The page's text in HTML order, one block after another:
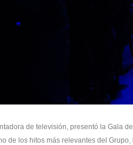
de televisión, presentó la Gala
de los hitos más relevantes del